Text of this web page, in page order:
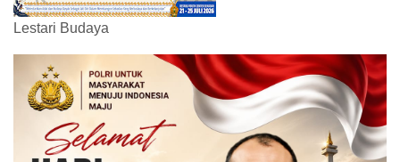
Lestari Budaya